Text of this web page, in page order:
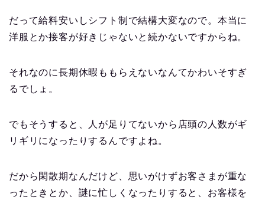
だって給料安いしシフト制で結構大変なので。本当に
洋服とか接客が好きじゃないと続かないですからね。
それなのに長期休暇ももらえないなんてかわいそすぎ
るでしょ。
でもそうすると、人が足りてないから店頭の人数がギ
リギリになったりするんですよね。
だから閑散期なんだけど、思いがけずお客さまが重な
ったときとか、謎に忙しくなったりすると、お客様を